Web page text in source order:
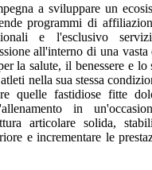
a sviluppare un
programmi di
e l'esclusivo
all'interno di una
la salute, il benessere e
nella sua stessa
quelle fastidiose fitte
in
articolare solida,
e incrementare le